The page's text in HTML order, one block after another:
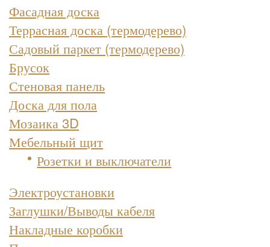
Фасадная доска
Террасная доска (термодерево)
Садовый паркет (термодерево)
Брусок
Стеновая панель
Доска для пола
Мозаика 3D
Мебельный щит
Розетки и выключатели
Электроустановки
Заглушки/Выводы кабеля
Накладные коробки